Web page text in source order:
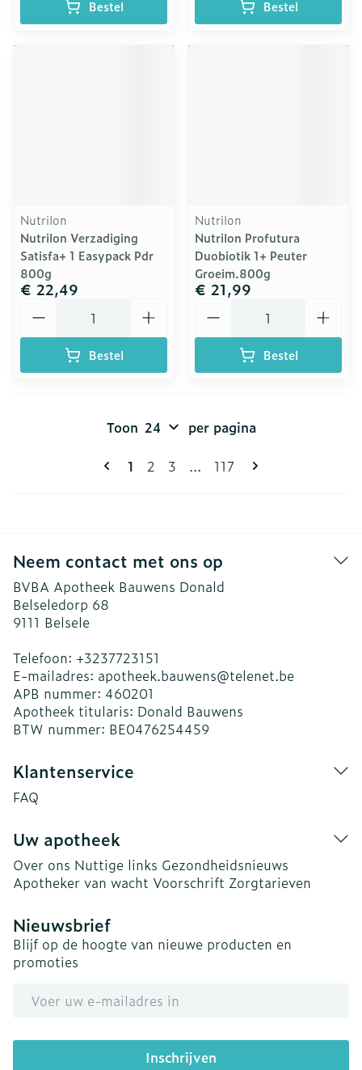
Bestel Bestel
Nutrilon
Nutrilon Verzadiging
Satisfa+ 1 Easypack Pdr
800g
€ 22,49
Bestel
Nutrilon
Nutrilon Profutura
Duobiotik 1+ Peuter
Groeim.800g
€ 21,99
Bestel
Pagina's
U lees momenteel pagina
1 Pagina
2 Pagina
3 ... Pagina
117
Toon per pagina
Neem contact met ons op
BVBA Apotheek Bauwens Donald
Belseledorp 68
9111 Belsele
Telefoon: +3237723151
E-mailadres: apotheek.bauwens@telenet.be
APB nummer: 460201
Apotheek titularis: Donald Bauwens
BTW nummer: BE0476254459
Klantenservice
FAQ
Uw apotheek
Over ons Nuttige links Gezondheidsnieuws
Apotheker van wacht Voorschrift Zorgtarieven
Nieuwsbrief
Blijf op de hoogte van nieuwe producten en
promoties
Inschrijven